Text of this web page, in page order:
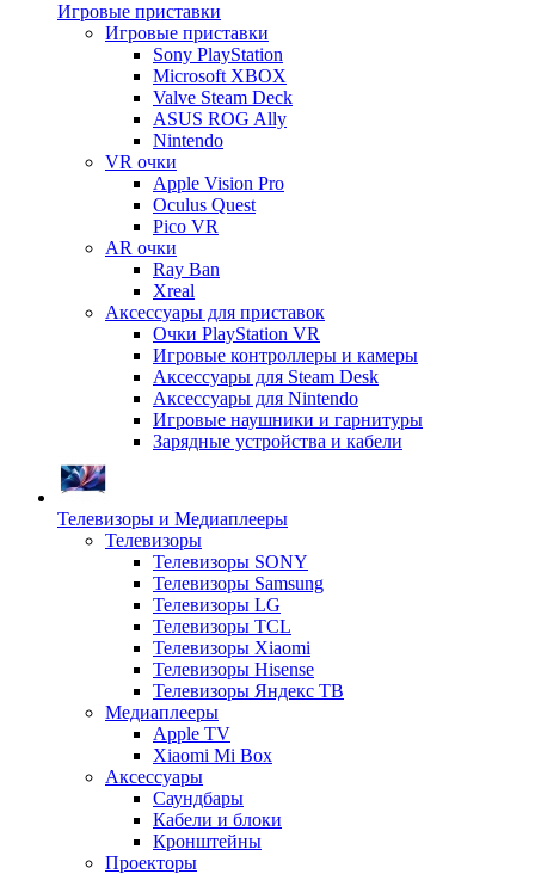
Игровые приставки
Игровые приставки
Sony PlayStation
Microsoft XBOX
Valve Steam Deck
ASUS ROG Ally
Nintendo
VR очки
Apple Vision Pro
Oculus Quest
Pico VR
AR очки
Ray Ban
Xreal
Аксессуары для приставок
Очки PlayStation VR
Игровые контроллеры и камеры
Аксессуары для Steam Desk
Аксессуары для Nintendo
Игровые наушники и гарнитуры
Зарядные устройства и кабели
Телевизоры и Медиаплееры
Телевизоры
Телевизоры SONY
Телевизоры Samsung
Телевизоры LG
Телевизоры TCL
Телевизоры Xiaomi
Телевизоры Hisense
Телевизоры Яндекс ТВ
Медиаплееры
Apple TV
Xiaomi Mi Box
Аксессуары
Саундбары
Кабели и блоки
Кронштейны
Проекторы